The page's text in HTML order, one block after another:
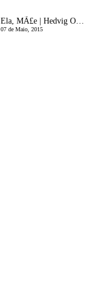
Ela, MÃ£e | Hedvig Opshaug
07 de Maio, 2015